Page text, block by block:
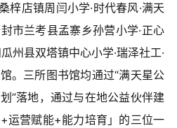
梓店镇周闫小学·时代春风·满天
市兰考县孟寨乡孙营小学·正心
州县双塔镇中心小学·瑞泽社工·
。三所图书馆均通过“满天星公
”落地，通过与在地公益伙伴建
运营赋能+能力培育」的三位一